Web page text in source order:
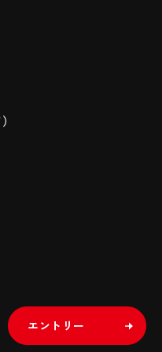
エントリー